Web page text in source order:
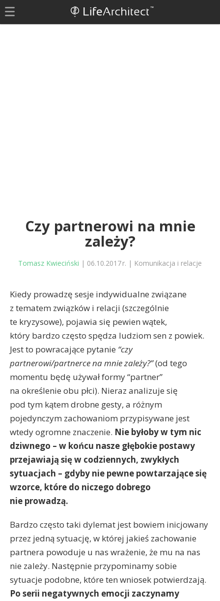
Czy partnerowi na mnie
zależy?
Tomasz Kwieciński | 06.10.2017 r. | Komunikacja i relacje
Kiedy prowadzę sesje indywidualne związane
z tematem związków i relacji (szczególnie
te kryzysowe), pojawia się pewien wątek,
który bardzo często spędza ludziom sen z powiek.
Jest to powracające pytanie “czy
partnerowi/partnerce na mnie zależy?”(od tego
momentu będę używał formy “partner”
na określenie obu płci). Nieraz analizuje się
pod tym kątem drobne gesty, a różnym
pojedynczym zachowaniom przypisywane jest
wtedy ogromne znaczenie. Nie byłoby w tym nic
dziwnego – w końcu nasze głębokie postawy
przejawiają się w codziennych, zwykłych
sytuacjach – gdyby nie pewne powtarzające się
wzorce, które do niczego dobrego
nie prowadzą.
Bardzo często taki dylemat jest bowiem inicjowany
przez jedną sytuację, w której jakieś zachowanie
partnera powoduje u nas wrażenie, że mu na nas
nie zależy. Następnie przypominamy sobie
sytuacje podobne, które ten wniosek potwierdzają.
Po serii negatywnych emocji zaczynamy